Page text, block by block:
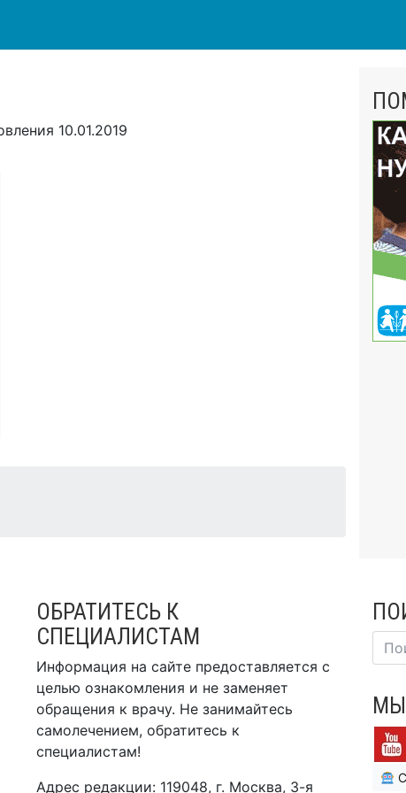
10.01.2019
ОБРАТИТЕСЬ К
СПЕЦИАЛИСТАМ
Информация на сайте предоставляется с
целью ознакомления и не заменяет
обращения к врачу. Не занимайтесь
самолечением, обратитесь к
специалистам!
Адрес редакции: 119048, г. Москва, 3-я
МЫ